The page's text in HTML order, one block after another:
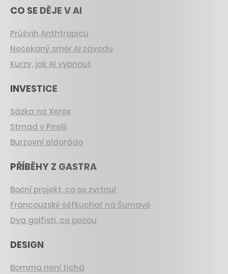
CO SE DĚJE V AI
Průšvih Anthtropicu
Nečekaný směr AI závodu
Kurzy, jak AI vypnout
INVESTICE
Sázka na Xerox
Strnad v Pirelli
Burzovní eldorádo
PŘÍBĚHY Z GASTRA
Boční projekt, co se zvrtnul
Francouzský šéfkuchař na Šumavě
Dva golfisti, co pečou
DESIGN
Bomma není tichá